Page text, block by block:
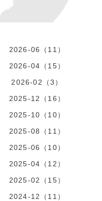
2026-06（11）
2026-04（15）
2026-02（3）
2025-12（16）
2025-10（10）
2025-08（11）
2025-06（10）
2025-04（12）
2025-02（15）
2024-12（11）